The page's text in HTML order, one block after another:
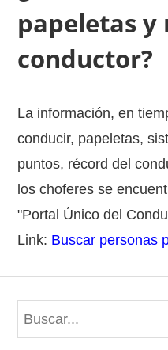
papeletas y
conductor?
La información, en
conducir, papeletas,
puntos, récord del
los choferes se
"Portal Único del
Link: Buscar personas
e